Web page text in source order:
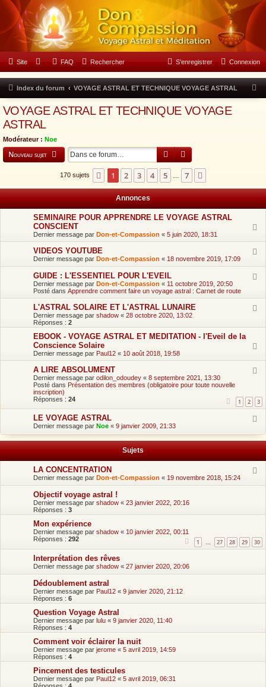
Forum Don & Compassion
Site FAQ Rechercher Connexion
S’enregistrer
Index du forum VOYAGE ASTRAL ET TECHNIQUE VOYAGE ASTRAL
m
e
e
2
2
2
VOYAGE ASTRAL ET TECHNIQUE VOYAGE
ASTRAL
Modérateur : Noe
Nouveau sujet Rechercher
170 sujets Page 1sur7
1 2 3 4 5 7
Annonces
SEMINAIRE POUR APPRENDRE LE VOYAGE ASTRAL
CONSCIENT
Dernier message par Don-et-Compassion « 5 juin 2020, 18:31
VIDEOS YOUTUBE
Dernier message par Don-et-Compassion « 18 novembre 2019, 17:09
GUIDE : L'ESSENTIEL POUR L'EVEIL
Dernier message par Don-et-Compassion « 11 octobre 2019, 20:50
Posté dans Apprendre comment faire un voyage astral : Carnet de route
L'ASTRAL SOLAIRE ET L'ASTRAL LUNAIRE
Dernier message par shadow « 28 octobre 2020, 13:02
Réponses : 2
EBOOK - VOYAGE ASTRAL ET MEDITATION - l'Eveil de la
Conscience Solaire
Dernier message par Paul12 « 10 août 2018, 19:58
A LIRE ABSOLUMENT
Dernier message par odilon_odoudey « 8 septembre 2021, 13:30
Posté dans Présentation des membres (obligatoire pour toute nouvelle
inscription)
Réponses : 24 1 2 3
LE VOYAGE ASTRAL
Dernier message par Noe « 9 janvier 2009, 21:33
Sujets
LA CONCENTRATION
Dernier message par Don-et-Compassion « 19 novembre 2018, 15:24
Objectif voyage astral !
Dernier message par shadow « 23 janvier 2022, 20:16
Réponses : 3
Mon expérience
Dernier message par shadow « 10 janvier 2022, 00:11
Réponses : 292 1 … 27 28 29 30
Interprétation des rêves
Dernier message par shadow « 27 janvier 2020, 20:06
Dédoublement astral
Dernier message par Paul12 « 9 janvier 2020, 21:12
Réponses : 6
Question Voyage Astral
Dernier message par lulu « 9 janvier 2020, 11:40
Réponses : 4
Comment voir éclairer la nuit
Dernier message par jerome « 5 avril 2019, 14:59
Réponses : 4
Pincement des testicules
Dernier message par Paul12 « 5 avril 2019, 06:31